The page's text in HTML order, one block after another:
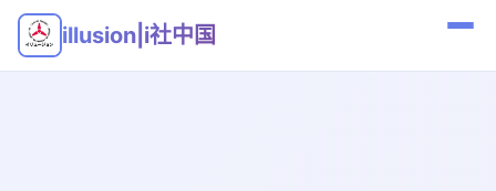
illusion|i社中国